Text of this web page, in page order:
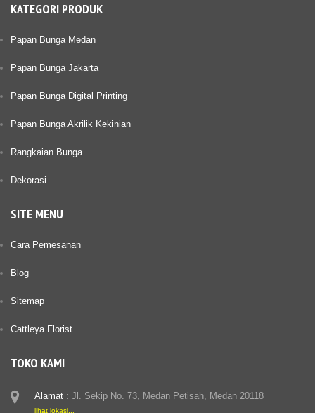
KATEGORI PRODUK
Papan Bunga Medan
Papan Bunga Jakarta
Papan Bunga Digital Printing
Papan Bunga Akrilik Kekinian
Rangkaian Bunga
Dekorasi
SITE MENU
Cara Pemesanan
Blog
Sitemap
Cattleya Florist
TOKO KAMI
Alamat : Jl. Sekip No. 73, Medan Petisah, Medan 20118
lihat lokasi...